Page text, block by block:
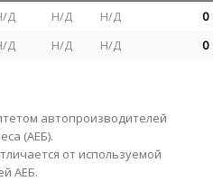
Д Н/Д Н/Д 0
Д Н/Д Н/Д 0
автопроизводителей
(АЕБ).
от используемой
АЕБ.